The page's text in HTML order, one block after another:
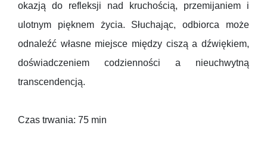
okazją do refleksji nad kruchością, przemijaniem i
ulotnym pięknem życia. Słuchając, odbiorca może
odnaleźć własne miejsce między ciszą a dźwiękiem,
doświadczeniem codzienności a nieuchwytną
transcendencją.
Czas trwania: 75 min